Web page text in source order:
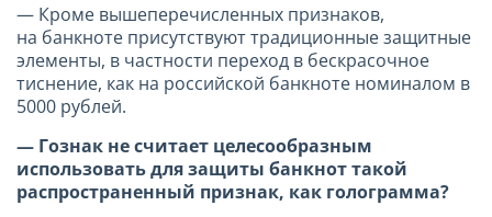
— Кроме вышеперечисленных признаков,
на банкноте присутствуют традиционные защитные
элементы, в частности переход в бескрасочное
тиснение, как на российской банкноте номиналом в
5000 рублей.
— Гознак не считает целесообразным
использовать для защиты банкноттакой
распространенный признак, как голограмма?